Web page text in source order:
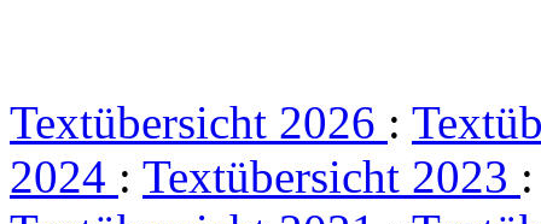
Textübersicht 2026 :
2024 : Textübersicht 2023